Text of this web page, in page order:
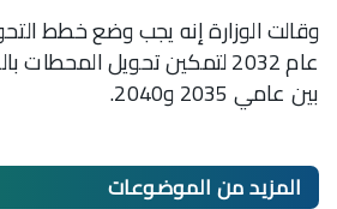
وقالت الوزارة إنه يجب وضع خطط
عام 2032 لتمكين تحويل
بين عامي 2035 و2040.
المزيد منالموضوعات